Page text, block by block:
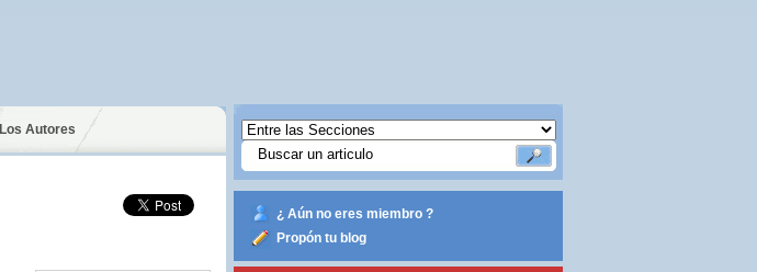
Los Autores
¿ Aún no eres miembro ?
Propón tu blog